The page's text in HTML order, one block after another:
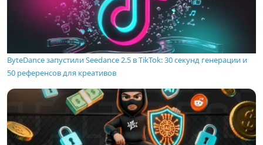
ByteDance запустили Seedance 2.5 в TikTok: 30 секунд генерации и
50 референсов для креативов